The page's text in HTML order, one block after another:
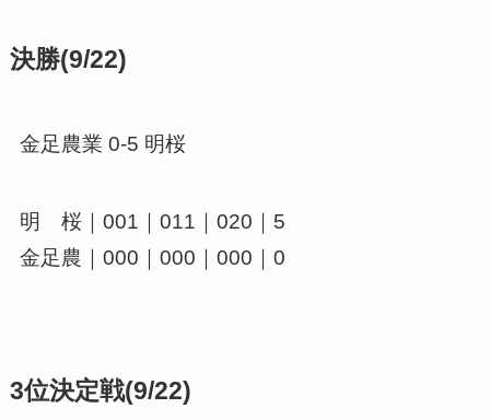
決勝(9/22)
金足農業 0-5 明桜
明 桜｜001｜011｜020｜5
金足農｜000｜000｜000｜0
3位決定戦(9/22)